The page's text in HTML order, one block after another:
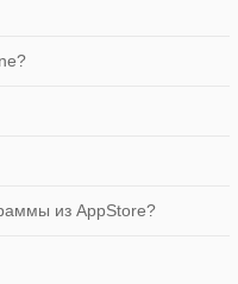
из AppStore?